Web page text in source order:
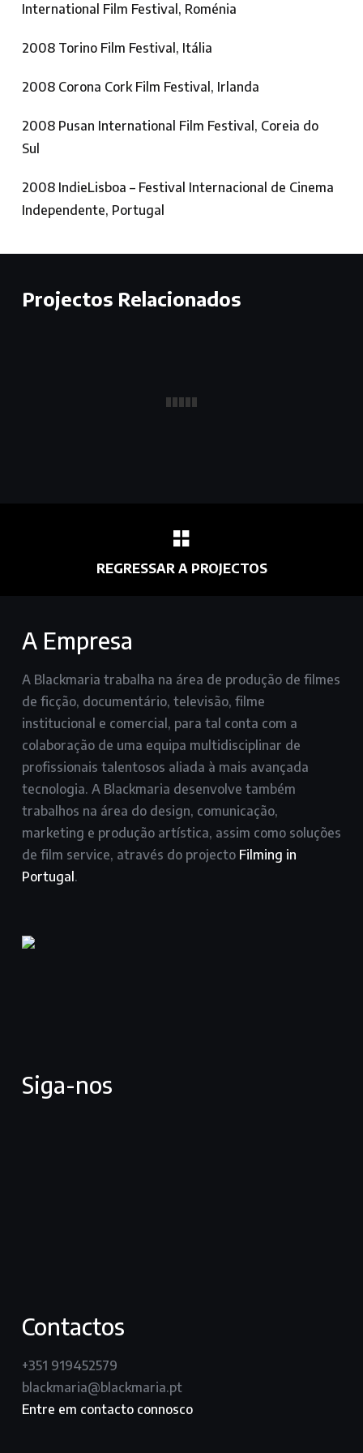
International Film Festival, Roménia
2008 Torino Film Festival, Itália
2008 Corona Cork Film Festival, Irlanda
2008 Pusan International Film Festival, Coreia do
Sul
2008 IndieLisboa – Festival Internacional de Cinema
Independente, Portugal
Projectos Relacionados
REGRESSAR A PROJECTOS
A Empresa
A Blackmaria trabalha na área de produção de filmes
de ficção, documentário, televisão, filme
institucional e comercial, para tal conta com a
colaboração de uma equipa multidisciplinar de
profissionais talentosos aliada à mais avançada
tecnologia. A Blackmaria desenvolve também
trabalhos na área do design, comunicação,
marketing e produção artística, assim como soluções
de film service, através do projecto Filming in
Portugal .
Siga-nos
Contactos
+351 919452579
blackmaria@blackmaria.pt
Entre em contacto connosco